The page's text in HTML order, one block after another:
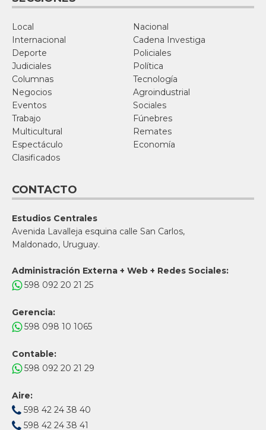
Local
Nacional
Internacional
Cadena Investiga
Deporte
Policiales
Judiciales
Política
Columnas
Tecnología
Negocios
Agroindustrial
Eventos
Sociales
Trabajo
Fúnebres
Multicultural
Remates
Espectáculo
Economía
Clasificados
CONTACTO
Estudios Centrales
Avenida Lavalleja esquina calle San Carlos,
Maldonado, Uruguay.
Administración Externa + Web + Redes Sociales:
598 092 20 21 25
Gerencia:
598 098 10 1065
Contable:
598 092 20 21 29
Aire:
598 42 24 38 40
598 42 24 38 41